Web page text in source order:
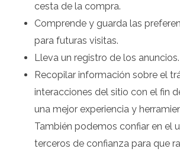
cesta de la compra.
Comprende y guarda las
para futuras visitas.
Lleva un registro de los anuncios.
Recopilar información sobre el
interacciones del sitio con el fin
una mejor experiencia y
También podemos confiar en el
terceros de confianza para que